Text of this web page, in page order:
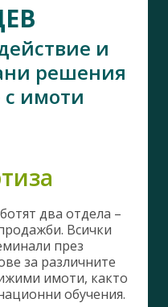
и
решения
с имоти
два отдела –
Всички
през
за различните
имоти, както
обучения.